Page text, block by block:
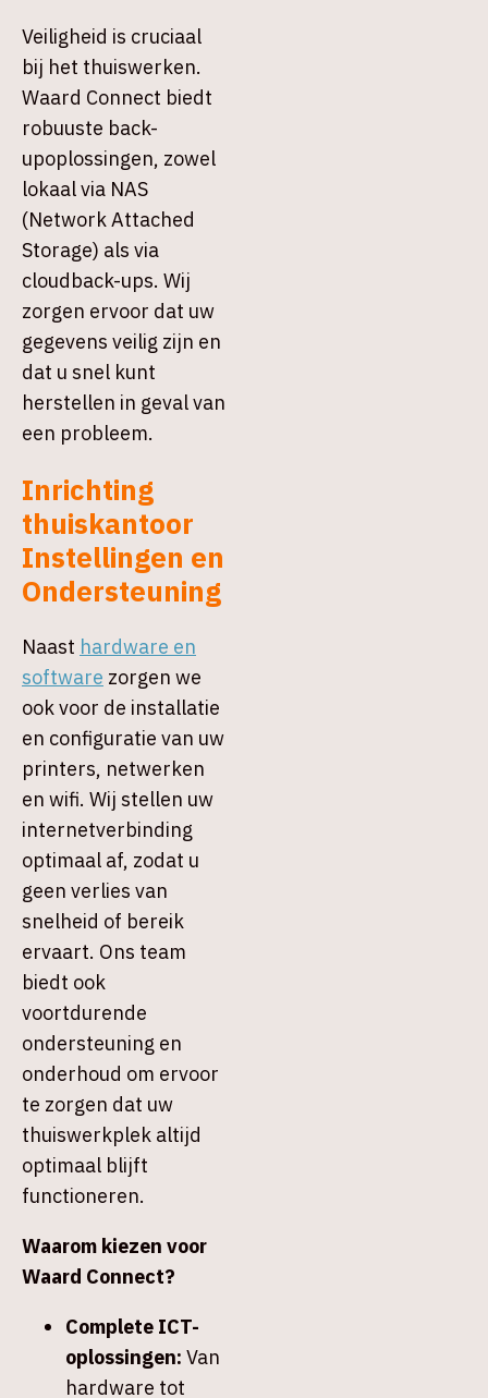
Veiligheid is cruciaal
bij het thuiswerken.
Waard Connect biedt
robuuste back-
upoplossingen, zowel
lokaal via NAS
(Network Attached
Storage) als via
cloudback-ups. Wij
zorgen ervoor dat uw
gegevens veilig zijn en
dat u snel kunt
herstellen in geval van
een probleem.
Inrichting
thuiskantoor
Instellingen en
Ondersteuning
Naast hardware en
software zorgen we
ook voor de installatie
en configuratie van uw
printers, netwerken
en wifi. Wij stellen uw
internetverbinding
optimaal af, zodat u
geen verlies van
snelheid of bereik
ervaart. Ons team
biedt ook
voortdurende
ondersteuning en
onderhoud om ervoor
te zorgen dat uw
thuiswerkplek altijd
optimaal blijft
functioneren.
Waarom kiezen voor
Waard Connect?
Complete ICT-
oplossingen: Van
hardware tot